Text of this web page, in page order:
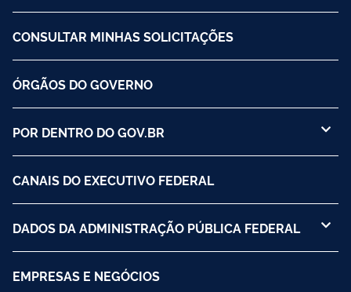
CONSULTAR MINHAS SOLICITAÇÕES
ÓRGÃOS DO GOVERNO
POR DENTRO DO GOV.BR
CANAIS DO EXECUTIVO FEDERAL
DADOS DA ADMINISTRAÇÃO PÚBLICA FEDERAL
EMPRESAS E NEGÓCIOS